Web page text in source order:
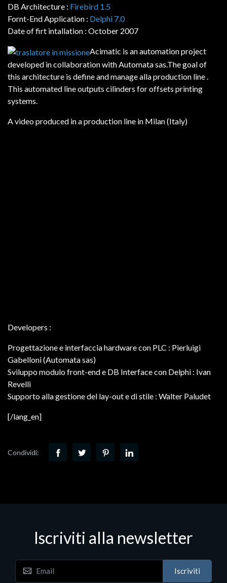
DB Architecture : Firebird 1.5
Fornt-End Application : Delphi 7.0
Date of firt intallation : October 2007
Acimatic is an automation project
developed in collaboration with Automata sas.The goal of
this architecture is define and manage alla production line .
This automated line outputs cilinders for offsets printing
systems.
A video produced in a production line in Milan (Italy)
Developers :
Progettazione e interfaccia hardware con PLC : Pierluigi
Gabelloni (Automata sas)
Sviluppo modulo front-end e DB Interface con Delphi : Ivan
Revelli
Supporto alla gestione del lay-out e di stile : Walter Paludet
[/lang_en]
Condividi:
Iscriviti alla newsletter
Iscriviti